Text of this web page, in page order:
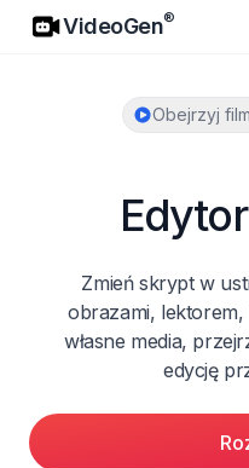
VideoGen
VideoGen®
Obejrzyj
Zmień skrypt w
obrazami, lektorem,
własne media,
edycję